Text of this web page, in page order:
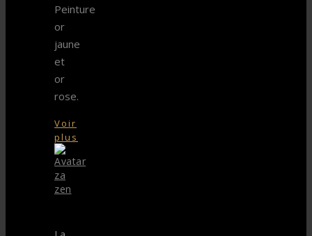
Peinture
or
jaune
et
or
rose.
Voir
plus
za
zen